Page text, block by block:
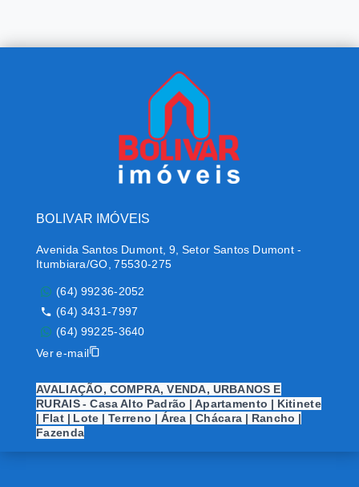
BOLIVAR IMÓVEIS
Avenida Santos Dumont, 9, Setor Santos Dumont -
Itumbiara/GO, 75530-275
(64) 99236-2052
(64) 3431-7997
(64) 99225-3640
Ver e-mail
AVALIAÇÃO, COMPRA, VENDA, URBANOS E
RURAIS - Casa Alto Padrão | Apartamento | Kitinete
| Flat | Lote | Terreno | Área | Chácara | Rancho |
Fazenda